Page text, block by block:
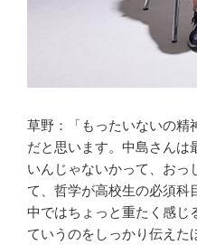
草野：「もったいないの精
だと思います。中島さんは
いんじゃないかって、おっ
て、哲学が高校生の必須科
中ではちょっと重たく感じ
ていうのをしっかり伝えた